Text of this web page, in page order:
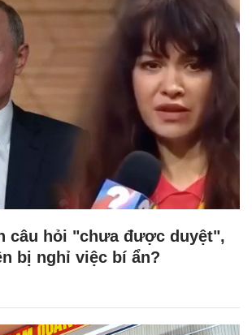
câu hỏi "chưa được duyệt",
bị nghỉ việc bí ẩn?